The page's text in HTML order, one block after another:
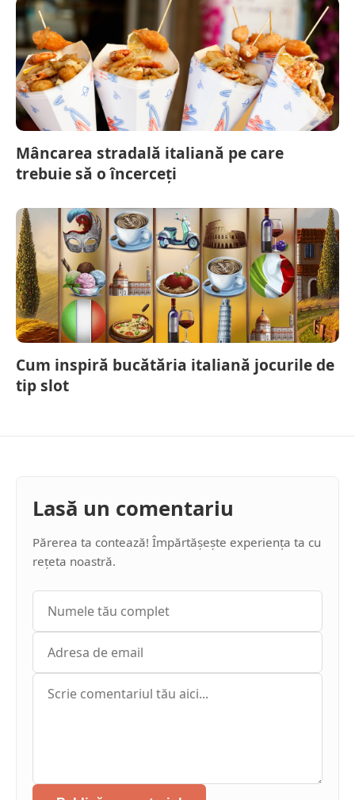
Mâncarea stradală italiană pe care
trebuie să o încerceți
Cum inspiră bucătăria italiană jocurile de
tip slot
Lasă un comentariu
Părerea ta contează! Împărtășește experiența ta cu
rețeta noastră.